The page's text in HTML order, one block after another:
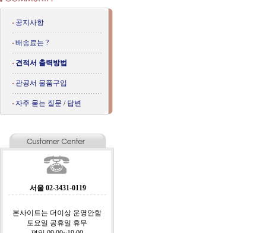
공지사항
배송료는 ?
견적서 출력방법
관공서 물품구입
자주 묻는 질문 / 답변
서울 02-3431-0119
본사이트는 더이상 운영안함
토요일 공휴일 휴무